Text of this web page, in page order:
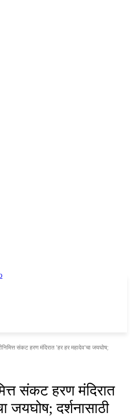
संकट हरण मंदिरात 'हर हर महादेव'चा जयघोष;
संकट हरण मंदिरात
जयघोष; दर्शनासाठी